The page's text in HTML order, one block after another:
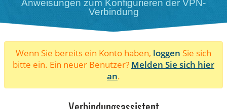
Anweisungen zum Konfigurieren der VPN-
Verbindung
Wenn Sie bereits ein Konto haben, loggen Sie sich
bitte ein. Ein neuer Benutzer? Melden Sie sich hier
an.